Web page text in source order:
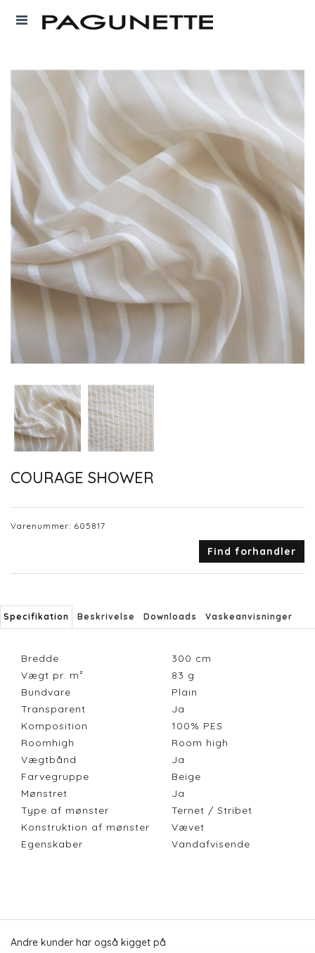
COURAGE SHOWER
Varenummer: 605817
Find forhandler
Specifikation Beskrivelse Downloads Vaskeanvisninger
Bredde 300 cm
Vægt pr. m²
83 g
Bundvare
Plain
Transparent
Ja
Komposition
100% PES
Roomhigh
Room high
Vægtbånd
Ja
Farvegruppe
Beige
Mønstret
Ja
Type af mønster
Ternet / Stribet
Konstruktion af mønster
Vævet
Egenskaber
Vandafvisende
Andre kunder har også kigget på